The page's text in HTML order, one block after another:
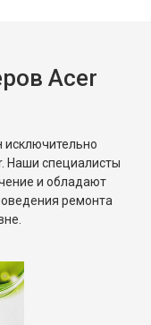
Acer
исключительно
Наши специалисты
и обладают
ремонта